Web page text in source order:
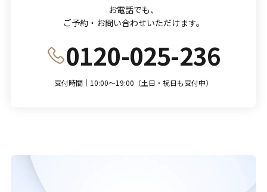
お電話でも、
ご予約・お問い合わせいただけます。
0120-025-236
受付時間｜10:00～19:00（土日・祝日も受付中）